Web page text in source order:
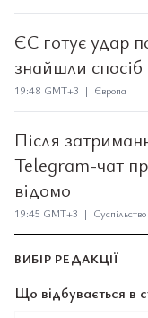
ЄС готує удар
знайшли
19:48 GMT+3 | Європа
Після
Telegram-чат
відомо
19:45 GMT+3 | Суспільство
ВИБІР РЕДАКЦІЇ
Що відбувається в